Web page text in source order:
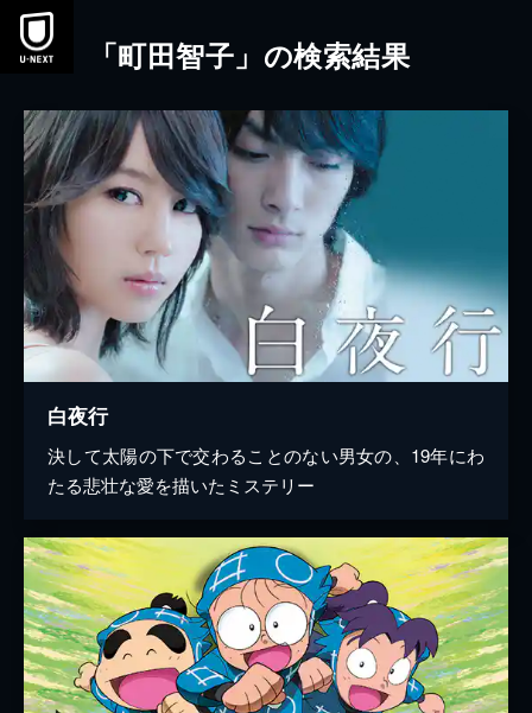
本文へスキップ
「町田智子」の検索結果
白夜行
決して太陽の下で交わることのない男女の、19年にわ
たる悲壮な愛を描いたミステリー